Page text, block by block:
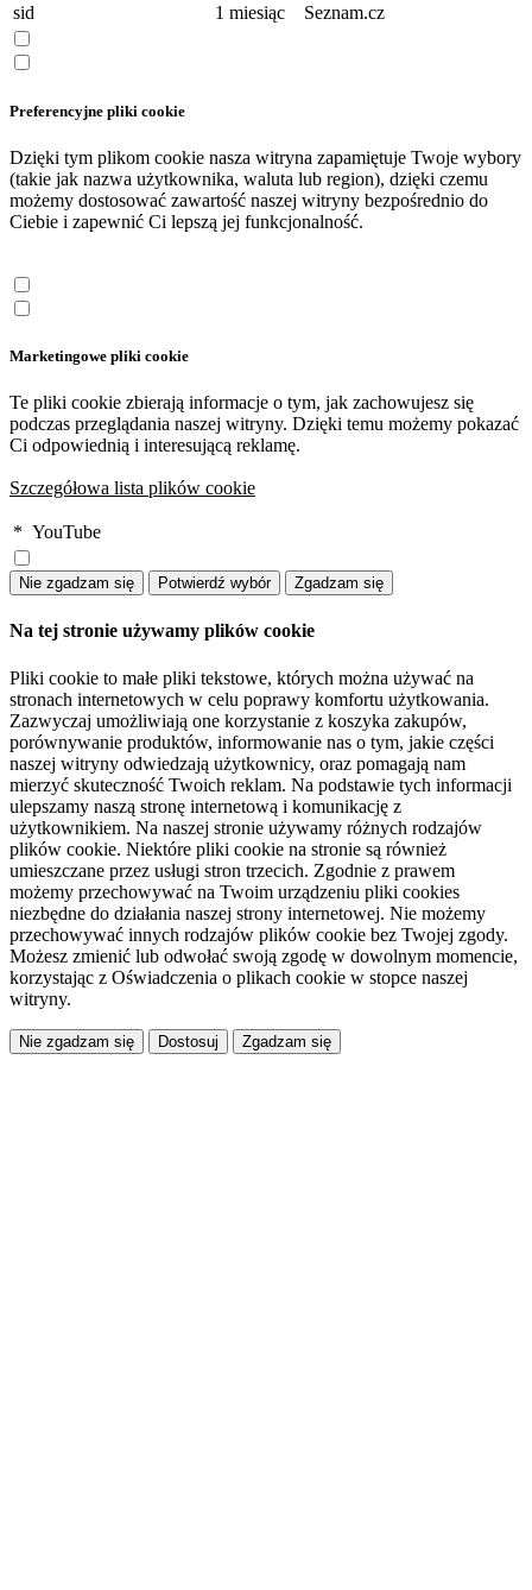
sid 1 miesiąc Seznam.cz
Preferencyjne pliki cookie
Dzięki tym plikom cookie nasza witryna zapamiętuje Twoje wybory
(takie jak nazwa użytkownika, waluta lub region), dzięki czemu
możemy dostosować zawartość naszej witryny bezpośrednio do
Ciebie i zapewnić Ci lepszą jej funkcjonalność.
Marketingowe pliki cookie
Te pliki cookie zbierają informacje o tym, jak zachowujesz się
podczas przeglądania naszej witryny. Dzięki temu możemy pokazać
Ci odpowiednią i interesującą reklamę.
Szczegółowa lista plików cookie
* YouTube
Na tej stronie używamy plików cookie
Pliki cookie to małe pliki tekstowe, których można używać na
stronach internetowych w celu poprawy komfortu użytkowania.
Zazwyczaj umożliwiają one korzystanie z koszyka zakupów,
porównywanie produktów, informowanie nas o tym, jakie części
naszej witryny odwiedzają użytkownicy, oraz pomagają nam
mierzyć skuteczność Twoich reklam. Na podstawie tych informacji
ulepszamy naszą stronę internetową i komunikację z
użytkownikiem. Na naszej stronie używamy różnych rodzajów
plików cookie. Niektóre pliki cookie na stronie są również
umieszczane przez usługi stron trzecich. Zgodnie z prawem
możemy przechowywać na Twoim urządzeniu pliki cookies
niezbędne do działania naszej strony internetowej. Nie możemy
przechowywać innych rodzajów plików cookie bez Twojej zgody.
Możesz zmienić lub odwołać swoją zgodę w dowolnym momencie,
korzystając z Oświadczenia o plikach cookie w stopce naszej
witryny.
Dostosuj